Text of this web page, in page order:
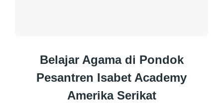
Belajar Agama di Pondok
Pesantren Isabet Academy
Amerika Serikat